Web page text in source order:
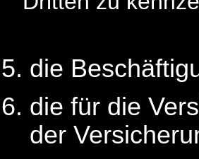
die
die für die
der